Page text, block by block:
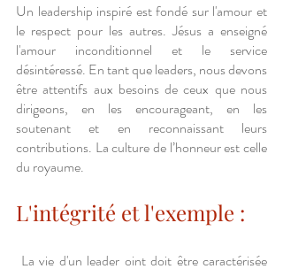
Un leadership inspiré est fondé sur l'amour et
le respect pour les autres. Jésus a enseigné
l'amour inconditionnel et le service
désintéressé. En tant que leaders, nous devons
être attentifs aux besoins de ceux que nous
dirigeons, en les encourageant, en les
soutenant et en reconnaissant leurs
contributions. La culture de l’honneur est celle
du royaume.
L'intégrité et l'exemple :